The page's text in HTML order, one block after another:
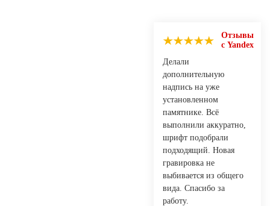
Отзывы
с Yandex
Делали
дополнительную
надпись на уже
установленном
памятнике. Всё
выполнили аккуратно,
шрифт подобрали
подходящий. Новая
гравировка не
выбивается из общего
вида. Спасибо за
работу.